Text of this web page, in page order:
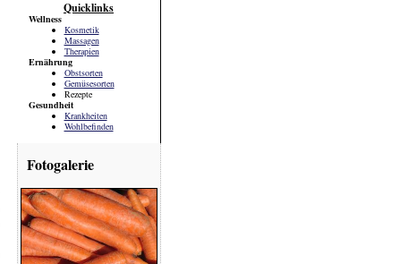
Fotogalerie
Quicklinks
Wellness
Kosmetik
Massagen
Therapien
Ernährung
Obstsorten
Gemüsesorten
Rezepte
Gesundheit
Krankheiten
Wohlbefinden